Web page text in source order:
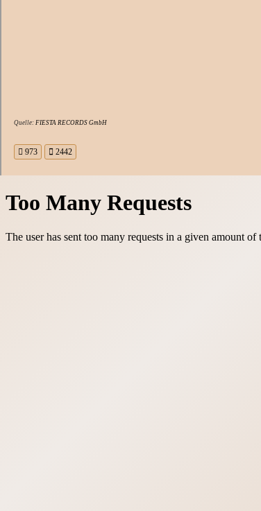
Quelle: FIESTA RECORDS GmbH
973 2442